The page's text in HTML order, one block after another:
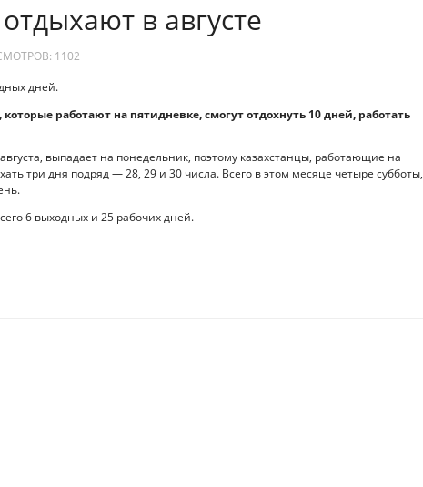
в августе
1102
дней.
которые работают на пятидневке, смогут отдохнуть 10 дней, работать
выпадает на понедельник, поэтому казахстанцы, работающие на
три дня подряд — 28, 29 и 30 числа. Всего в этом месяце четыре субботы,
6 выходных и 25 рабочих дней.
соцсеть LinkedIn
какие компенсации полагаются казахстанцам